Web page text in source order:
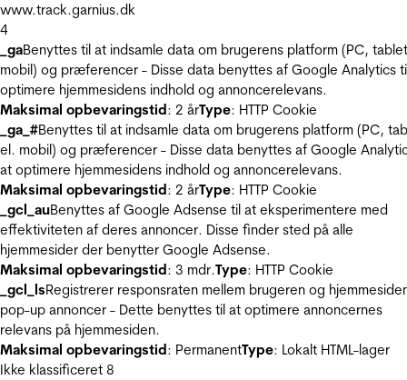
www.track.garnius.dk
4
_gaBenyttes til at indsamle data om brugerens platform (PC,
mobil) og præferencer - Disse data benyttes af Google Analytics
optimere hjemmesidens indhold og annoncerelevans.
Maksimal opbevaringstid: 2 årType: HTTP Cookie
_ga_#Benyttes til at indsamle data om brugerens platform (PC,
el. mobil) og præferencer - Disse data benyttes af Google
at optimere hjemmesidens indhold og annoncerelevans.
Maksimal opbevaringstid: 2 årType: HTTP Cookie
_gcl_auBenyttes af Google Adsense til at eksperimentere med
effektiviteten af deres annoncer. Disse finder sted på alle
hjemmesider der benytter Google Adsense.
Maksimal opbevaringstid: 3 mdr.Type: HTTP Cookie
_gcl_lsRegistrerer responsraten mellem brugeren og
pop-up annoncer - Dette benyttes til at optimere annoncernes
relevans på hjemmesiden.
Maksimal opbevaringstid: PermanentType: Lokalt HTML-lager
Ikke klassificeret 8